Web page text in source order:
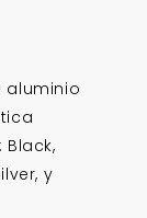
aluminio
y